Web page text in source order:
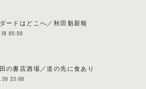
ードはどこへ／秋田魁新報
05:50
の書店酒場／道の先に食あり
23:08